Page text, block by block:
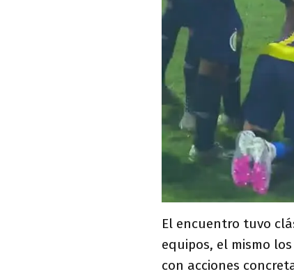
El encuentro tuvo
equipos, el mismo
con acciones